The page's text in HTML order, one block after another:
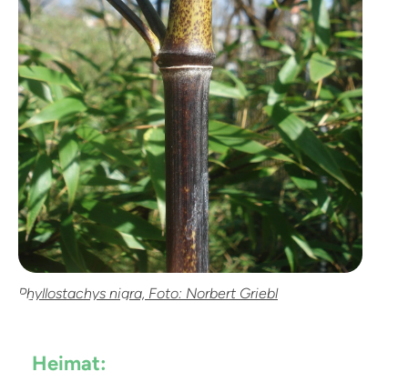
Phyllostachys nigra, Foto: Norbert Griebl
Heimat: